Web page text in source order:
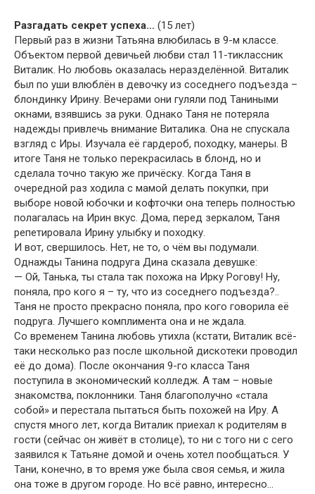
Разгадать секрет успеха… (15 лет)
Первый раз в жизни Татьяна влюбилась в 9-м классе.
Объектом первой девичьей любви стал 11-тиклассник
Виталик. Но любовь оказалась неразделённой. Виталик
был по уши влюблён в девочку из соседнего подъезда –
блондинку Ирину. Вечерами они гуляли под Таниными
окнами, взявшись за руки. Однако Таня не потеряла
надежды привлечь внимание Виталика. Она не спускала
взгляд с Иры. Изучала её гардероб, походку, манеры. В
итоге Таня не только перекрасилась в блонд, но и
сделала точно такую же причёску. Когда Таня в
очередной раз ходила с мамой делать покупки, при
выборе новой юбочки и кофточки она теперь полностью
полагалась на Ирин вкус. Дома, перед зеркалом, Таня
репетировала Ирину улыбку и походку.
И вот, свершилось. Нет, не то, о чём вы подумали.
Однажды Танина подруга Дина сказала девушке:
— Ой, Танька, ты стала так похожа на Ирку Рогову! Ну,
поняла, про кого я – ту, что из соседнего подъезда?..
Таня не просто прекрасно поняла, про кого говорила её
подруга. Лучшего комплимента она и не ждала.
Со временем Танина любовь утихла (кстати, Виталик всё-
таки несколько раз после школьной дискотеки проводил
её до дома). После окончания 9-го класса Таня
поступила в экономический колледж. А там – новые
знакомства, поклонники. Таня благополучно «стала
собой» и перестала пытаться быть похожей на Иру. А
спустя много лет, когда Виталик приехал к родителям в
гости (сейчас он живёт в столице), то ни с того ни с сего
заявился к Татьяне домой и очень хотел пообщаться. У
Тани, конечно, в то время уже была своя семья, и жила
она тоже в другом городе. Но всё равно, интересно…